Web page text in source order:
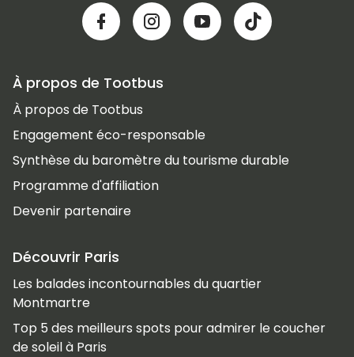
À propos de Tootbus
À propos de Tootbus
Engagement éco-responsable
Synthèse du baromètre du tourisme durable
Programme d'affiliation
Devenir partenaire
Découvrir Paris
Les balades incontournables du quartier
Montmartre
Top 5 des meilleurs spots pour admirer le coucher
de soleil à Paris